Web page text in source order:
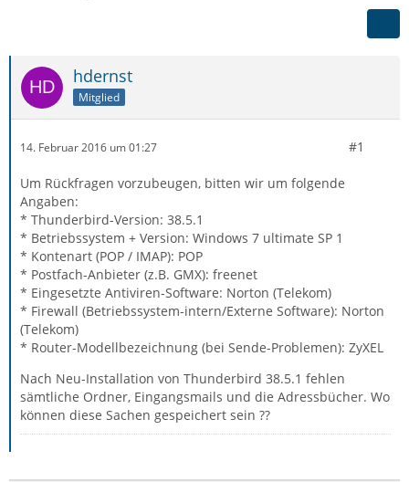
hdernst
Mitglied
14. Februar 2016 um 01:27 #1
Um Rückfragen vorzubeugen, bitten wir um folgende
Angaben:
* Thunderbird-Version: 38.5.1
* Betriebssystem + Version: Windows 7 ultimate SP 1
* Kontenart (POP / IMAP): POP
* Postfach-Anbieter (z.B. GMX): freenet
* Eingesetzte Antiviren-Software: Norton (Telekom)
* Firewall (Betriebssystem-intern/Externe Software): Norton
(Telekom)
* Router-Modellbezeichnung (bei Sende-Problemen): ZyXEL
Nach Neu-Installation von Thunderbird 38.5.1 fehlen
sämtliche Ordner, Eingangsmails und die Adressbücher. Wo
können diese Sachen gespeichert sein ??